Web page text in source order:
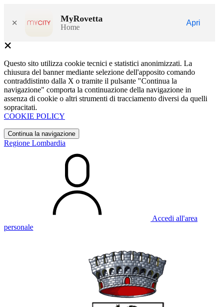
× MyRovetta
Home
Apri
Questo sito utilizza cookie tecnici e statistici anonimizzati. La
chiusura del banner mediante selezione dell'apposito comando
contraddistinto dalla X o tramite il pulsante "Continua la
navigazione" comporta la continuazione della navigazione in
assenza di cookie o altri strumenti di tracciamento diversi da quelli
sopracitati.
COOKIE POLICY
Continua la navigazione
Regione Lombardia
Accedi all'area
personale